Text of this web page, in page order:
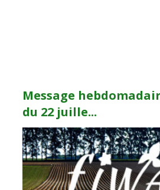
Message
du 22 juille...